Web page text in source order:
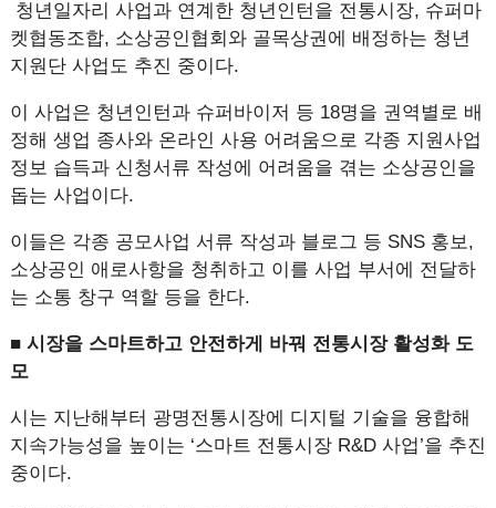
청년일자리 사업과 연계한 청년인턴을 전통시장, 슈퍼마
켓협동조합, 소상공인협회와 골목상권에 배정하는 청년
지원단 사업도 추진 중이다.
이 사업은 청년인턴과 슈퍼바이저 등 18명을 권역별로 배
정해 생업 종사와 온라인 사용 어려움으로 각종 지원사업
정보 습득과 신청서류 작성에 어려움을 겪는 소상공인을
돕는 사업이다.
이들은 각종 공모사업 서류 작성과 블로그 등 SNS 홍보,
소상공인 애로사항을 청취하고 이를 사업 부서에 전달하
는 소통 창구 역할 등을 한다.
■ 시장을 스마트하고 안전하게 바꿔 전통시장 활성화 도
모
시는 지난해부터 광명전통시장에 디지털 기술을 융합해
지속가능성을 높이는 ‘스마트 전통시장 R&D 사업’을 추진
중이다.